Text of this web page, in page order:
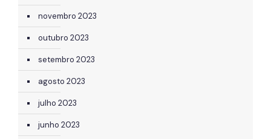
novembro 2023
outubro 2023
setembro 2023
agosto 2023
julho 2023
junho 2023